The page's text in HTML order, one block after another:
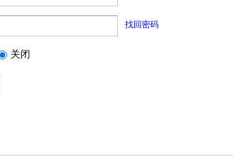
找回密码
关闭